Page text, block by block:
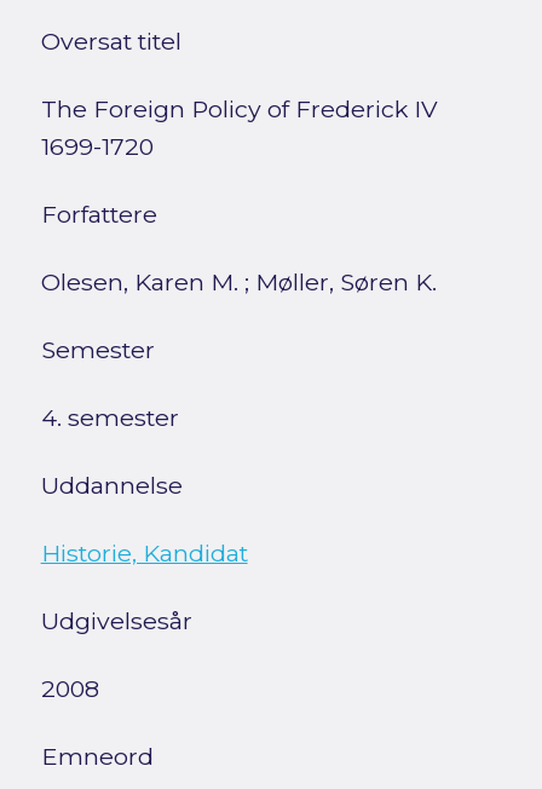
Oversat titel
The Foreign Policy of Frederick IV
1699-1720
Forfattere
Olesen, Karen M. ; Møller, Søren K.
Semester
4. semester
Uddannelse
Historie, Kandidat
Udgivelsesår
2008
Emneord